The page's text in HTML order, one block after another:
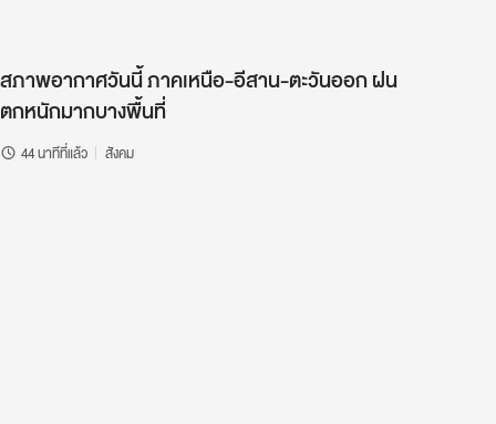
สภาพอากาศวันนี้ ภาคเหนือ-อีสาน-ตะวันออก ฝน
ตกหนักมากบางพื้นที่
44 นาทีที่แล้ว สังคม